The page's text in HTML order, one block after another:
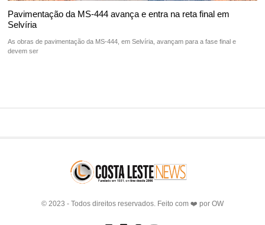
Pavimentação da MS-444 avança e entra na reta final em
Selvíria
As obras de pavimentação da MS-444, em Selvíria, avançam para a fase final e
devem ser
© 2023 - Todos direitos reservados. Feito com ❤️ por OW